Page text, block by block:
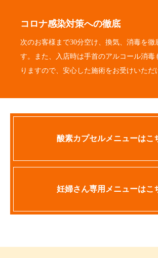
コロナ感染対策への徹底
次のお客様まで30分空け、換気、消毒を徹
す。また、入店時は手首のアルコール消毒
りますので、安心した施術をお受けいただ
酸素カプセルメニューはこ
妊婦さん専用メニューはこ